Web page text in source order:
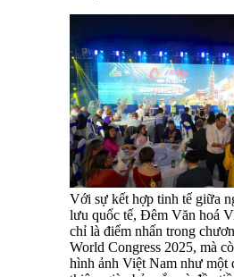
Với sự kết hợp tinh tế giữa
lưu quốc tế, Đêm Văn hoá
chỉ là điểm nhấn trong
World Congress 2025, mà
hình ảnh Việt Nam như một